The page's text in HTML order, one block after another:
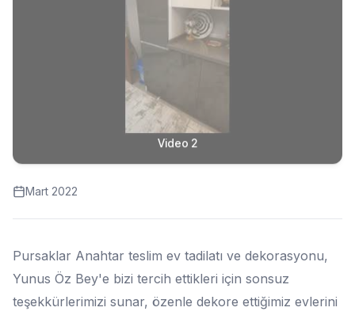
Video 2
Mart 2022
Pursaklar Anahtar teslim ev tadilatı ve dekorasyonu,
Yunus Öz Bey'e bizi tercih ettikleri için sonsuz
teşekkürlerimizi sunar, özenle dekore ettiğimiz evlerini